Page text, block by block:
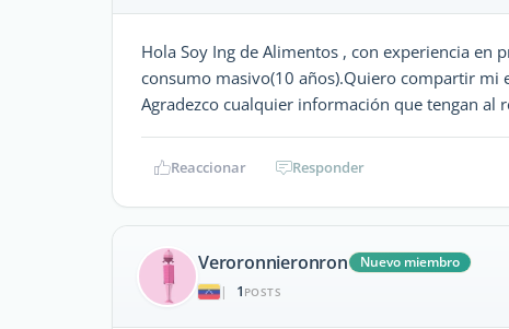
Hola Soy Ing de Alimentos , con experiencia en
consumo masivo(10 años).Quiero compartir mi
Agradezco cualquier información que tengan al
Reaccionar Responder
Veroronnieronron
Nuevo miembro
|
1 POSTS